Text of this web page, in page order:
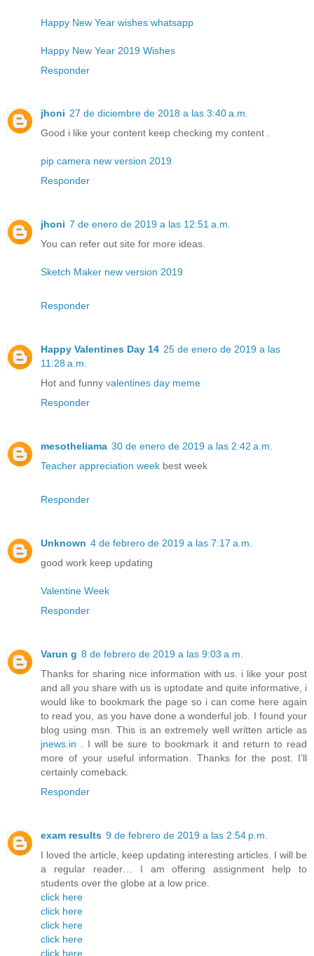
Happy New Year wishes whatsapp
Happy New Year 2019 Wishes
Responder
jhoni 27 de diciembre de 2018 a las 3:40 a.m.
Good i like your content keep checking my content .
pip camera new version 2019
Responder
jhoni 7 de enero de 2019 a las 12:51 a.m.
You can refer out site for more ideas.
Sketch Maker new version 2019
Responder
Happy Valentines Day 14 25 de enero de 2019 a las
11:28 a.m.
Hot and funny valentines day meme
Responder
mesotheliama 30 de enero de 2019 a las 2:42 a.m.
Teacher appreciation week best week
Responder
Unknown 4 de febrero de 2019 a las 7:17 a.m.
good work keep updating
Valentine Week
Responder
Varun g 8 de febrero de 2019 a las 9:03 a.m.
Thanks for sharing nice information with us. i like your post
and all you share with us is uptodate and quite informative, i
would like to bookmark the page so i can come here again
to read you, as you have done a wonderful job. I found your
blog using msn. This is an extremely well written article as
jnews.in . I will be sure to bookmark it and return to read
more of your useful information. Thanks for the post. I’ll
certainly comeback.
Responder
exam results 9 de febrero de 2019 a las 2:54 p.m.
I loved the article, keep updating interesting articles. I will be
a regular reader… I am offering assignment help to
students over the globe at a low price.
click here
click here
click here
click here
click here